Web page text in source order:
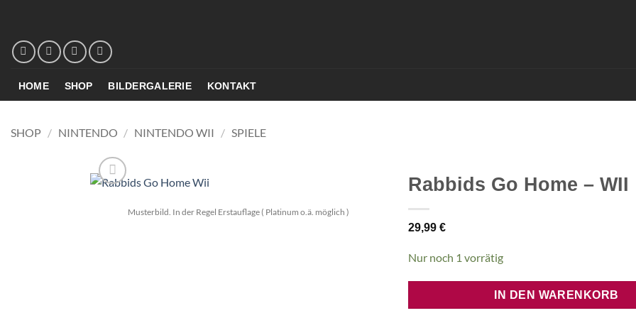
springen
HOME SHOP BILDERGALERIE KONTAKT
SHOP / NINTENDO / NINTENDO WII / SPIELE
Musterbild. In der Regel Erstauflage ( Platinum o.ä. möglich )
Rabbids Go Home – WII
29,99 €
Nur noch 1 vorrätig
IN DEN WARENKORB